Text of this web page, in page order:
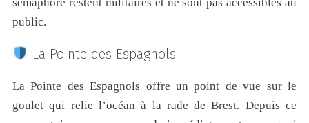
public.
La Pointe des Espagnols
La Pointe des Espagnols offre un point de vue sur le
goulet qui relie l’océan à la rade de Brest. Depuis ce